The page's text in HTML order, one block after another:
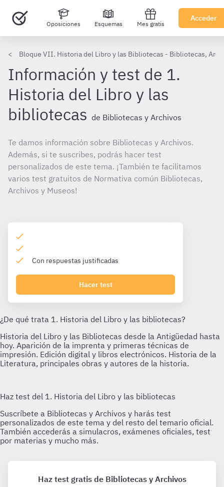
Oposiciones Esquemas Mes gratis
Acceder
Bloque VII. Historia del Libro y las Bibliotecas - Bibliotecas,
Información y test de 1.
Historia del Libro y las
bibliotecas de Bibliotecas y Archivos
Te damos información sobre Bibliotecas y Archivos.
Además, si te suscribes, podrás hacer test
personalizados de este tema. ¡También te facilitamos
varios test gratuitos de Normativa común Bibliotecas,
Archivos y Museos!
Con respuestas justificadas
Hacer test
Haz test gratis de Bibliotecas y Archivos